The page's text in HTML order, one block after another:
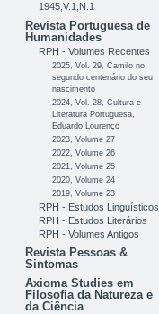
1945,V.1,N.1
Revista Portuguesa de
Humanidades
RPH - Volumes Recentes
2025, Vol. 29, Camilo no
segundo centenário do seu
nascimento
2024, Vol. 28, Cultura e
Literatura Portuguesa,
Eduardo Lourenço
2023, Volume 27
2022, Volume 26
2021, Volume 25
2020, Volume 24
2019, Volume 23
RPH - Estudos Linguísticos
RPH - Estudos Literários
RPH - Volumes Antigos
Revista Pessoas &
Sintomas
Axioma Studies em
Filosofia da Natureza e
da Ciência